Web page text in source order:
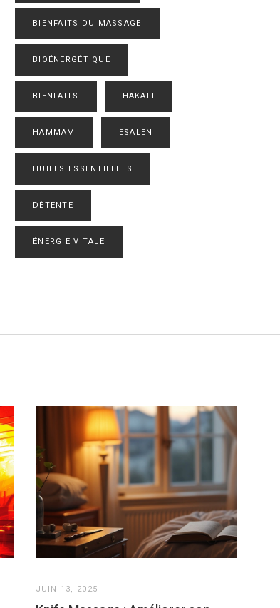
BIENFAITS DU MASSAGE
BIOÉNERGÉTIQUE
BIENFAITS HAKALI
HAMMAM ESALEN
HUILES ESSENTIELLES
DÉTENTE
ÉNERGIE VITALE
JUIN 13, 2025